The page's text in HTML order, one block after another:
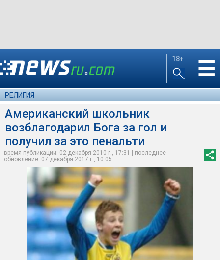
18+ ☰
РЕЛИГИЯ
Американский школьник
возблагодарил Бога за гол и
получил за это пенальти
время публикации: 02 декабря 2010 г., 17:31 | последнее
обновление: 07 декабря 2017 г., 10:05